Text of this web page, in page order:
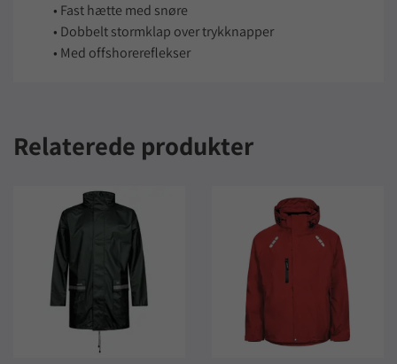
• Fast hætte med snøre
• Dobbelt stormklap over trykknapper
• Med offshorereflekser
Relaterede produkter